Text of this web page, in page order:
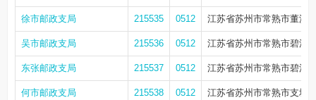
徐市邮政支局 215535 0512 江苏省苏州市常熟市董浜
吴市邮政支局 215536 0512 江苏省苏州市常熟市碧溪
东张邮政支局 215537 0512 江苏省苏州市常熟市碧溪
何市邮政支局 215538 0512 江苏省苏州市常熟市支塘